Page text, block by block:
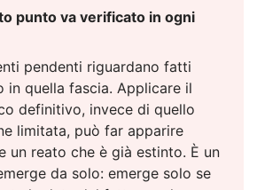
punto va verificato in ogni
pendenti riguardano fatti
quella fascia. Applicare il
definitivo, invece di quello
limitata, può far apparire
un reato che è già estinto. È un
da solo: emerge solo se